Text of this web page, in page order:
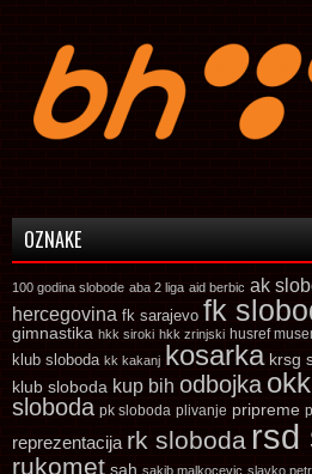
OZNAKE
100 godina slobode aba 2 liga aid berbic ak
hercegovina fk sarajevo fk
gimnastika hkk siroki hkk zrinjski husref
klub sloboda kk kakanj kosarka krsg
klub sloboda kup bih odbojka
sloboda pk sloboda plivanje pripreme
reprezentacija rk sloboda rsd
rukomet sah sakib malkocevic slavko